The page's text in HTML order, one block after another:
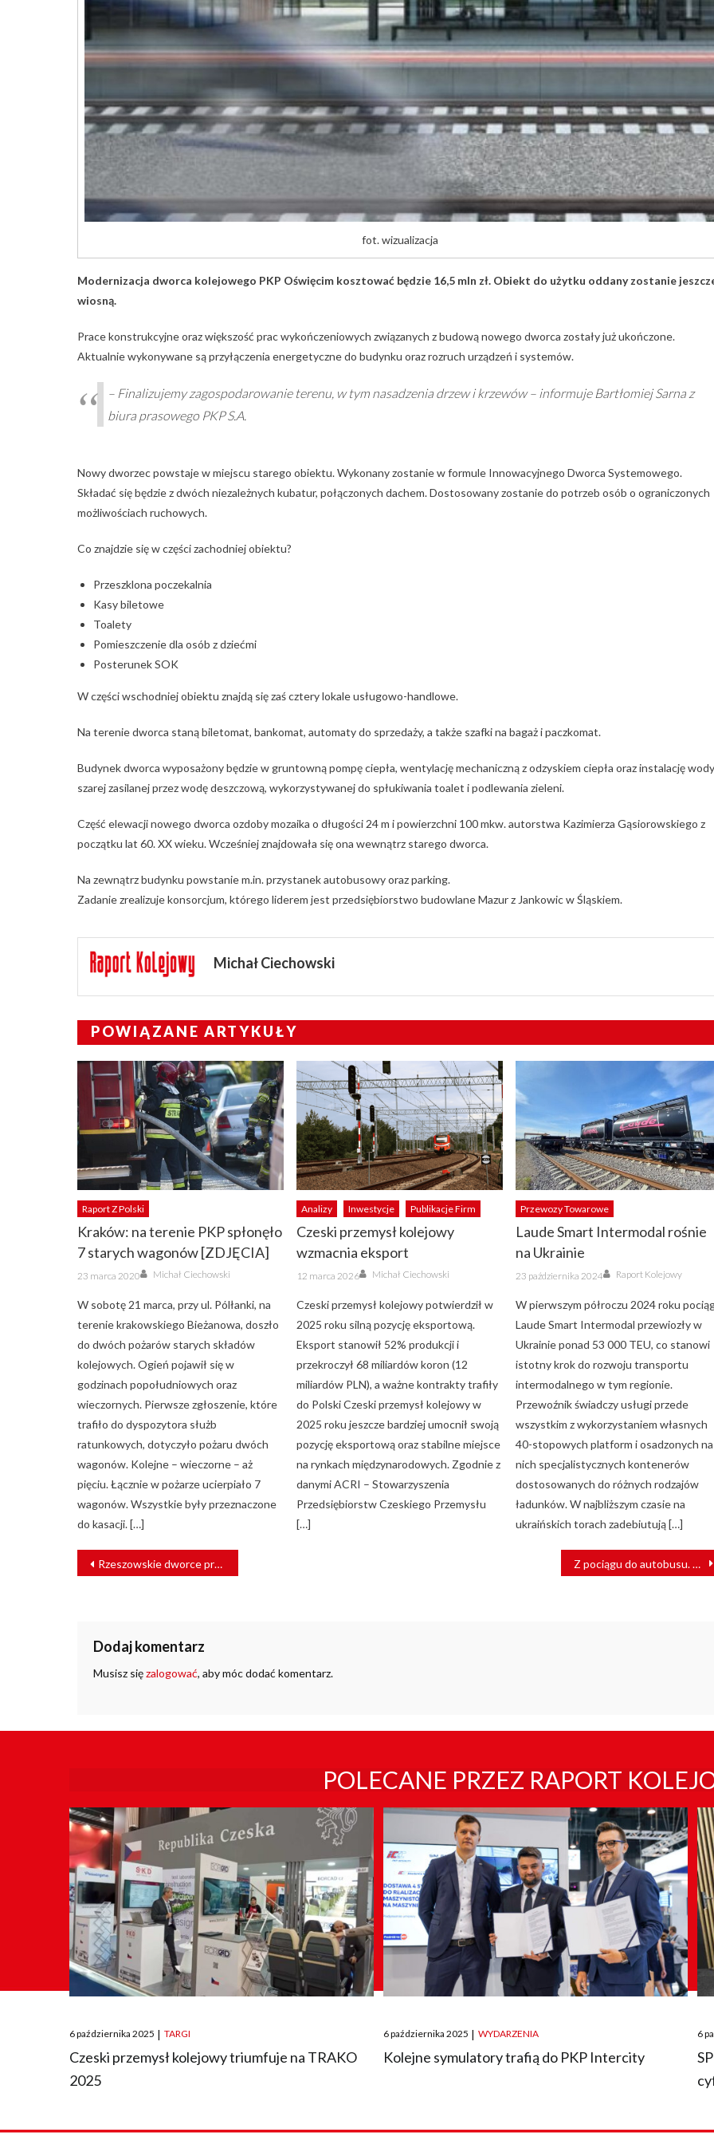
fot. wizualizacja
Modernizacja dworca kolejowego PKP Oświęcim kosztować będzie 16,5 mln zł. Obiekt do użytku oddany zostanie
wiosną.
Prace konstrukcyjne oraz większość prac wykończeniowych związanych z budową nowego dworca zostały już ukończone.
Aktualnie wykonywane są przyłączenia energetyczne do budynku oraz rozruch urządzeń i systemów.
– Finalizujemy zagospodarowanie terenu, w tym nasadzenia drzew i krzewów – informuje Bartłomiej Sarna z
biura prasowego PKP S.A.
Nowy dworzec powstaje w miejscu starego obiektu. Wykonany zostanie w formule Innowacyjnego Dworca Systemowego.
Składać się będzie z dwóch niezależnych kubatur, połączonych dachem. Dostosowany zostanie do potrzeb osób o ograniczonych
możliwościach ruchowych.
Co znajdzie się w części zachodniej obiektu?
Przeszklona poczekalnia
Kasy biletowe
Toalety
Pomieszczenie dla osób z dziećmi
Posterunek SOK
W części wschodniej obiektu znajdą się zaś cztery lokale usługowo-handlowe.
Na terenie dworca staną biletomat, bankomat, automaty do sprzedaży, a także szafki na bagaż i paczkomat.
Budynek dworca wyposażony będzie w gruntowną pompę ciepła, wentylację mechaniczną z odzyskiem ciepła oraz instalację wody
szarej zasilanej przez wodę deszczową, wykorzystywanej do spłukiwania toalet i podlewania zieleni.
Część elewacji nowego dworca ozdoby mozaika o długości 24 m i powierzchni 100 mkw. autorstwa Kazimierza Gąsiorowskiego z
początku lat 60. XX wieku. Wcześniej znajdowała się ona wewnątrz starego dworca.
Na zewnątrz budynku powstanie m.in. przystanek autobusowy oraz parking.
Zadanie zrealizuje konsorcjum, którego liderem jest przedsiębiorstwo budowlane Mazur z Jankowic w Śląskiem.
Michał Ciechowski
POWIĄZANE ARTYKUŁY
Raport Z Polski
Kraków: na terenie PKP spłonęło
7 starych wagonów [ZDJĘCIA]
Posted
on
23 marca 2020 Author
Michał Ciechowski
W sobotę 21 marca, przy ul. Pólłanki, na
terenie krakowskiego Bieżanowa, doszło
do dwóch pożarów starych składów
kolejowych. Ogień pojawił się w
godzinach popołudniowych oraz
wieczornych. Pierwsze zgłoszenie, które
trafiło do dyspozytora służb
ratunkowych, dotyczyło pożaru dwóch
wagonów. Kolejne – wieczorne – aż
pięciu. Łącznie w pożarze ucierpiało 7
wagonów. Wszystkie były przeznaczone
do kasacji. […]
Analizy Inwestycje Publikacje Firm
Czeski przemysł kolejowy
wzmacnia eksport
Posted
on
12 marca 2026 Author
Michał Ciechowski
Czeski przemysł kolejowy potwierdził w
2025 roku silną pozycję eksportową.
Eksport stanowił 52% produkcji i
przekroczył 68 miliardów koron (12
miliardów PLN), a ważne kontrakty trafiły
do Polski Czeski przemysł kolejowy w
2025 roku jeszcze bardziej umocnił swoją
pozycję eksportową oraz stabilne miejsce
na rynkach międzynarodowych. Zgodnie z
danymi ACRI – Stowarzyszenia
Przedsiębiorstw Czeskiego Przemysłu
[…]
Przewozy Towarowe
Laude Smart Intermodal rośnie
na Ukrainie
Posted
on
23 października 2024 Author
Raport Kolejowy
W pierwszym półroczu 2024 roku
Laude Smart Intermodal przewiozły w
Ukrainie ponad 53 000 TEU, co stanowi
istotny krok do rozwoju transportu
intermodalnego w tym regionie.
Przewoźnik świadczy usługi przede
wszystkim z wykorzystaniem własnych
40-stopowych platform i osadzonych na
nich specjalistycznych kontenerów
dostosowanych do różnych rodzajów
ładunków. W najbliższym czasie na
ukraińskich torach zadebiutują […]
NAWIGACJA
WPISU
Rzeszowskie dworce przyjaźniejsze podróżnym Z pociągu do autobusu. Polregio wprowadza zmiany w relacji Rzeszów – Stalowa Wola / Lublin – Rzeszów
Dodaj komentarz
Musisz sięzalogować, aby móc dodać komentarz.
POLECANE PRZEZ RAPORT
Posted
on
6 października 2025 | TARGI
Czeski przemysł kolejowy triumfuje na TRAKO
2025
Posted
on
6 października 2025 | WYDARZENIA
Kolejne symulatory trafią do PKP Intercity
on
6